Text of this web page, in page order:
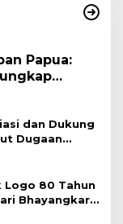
Papua:
dan Dukung
Dugaan
Logo 80 Tahun
Bhayangkara